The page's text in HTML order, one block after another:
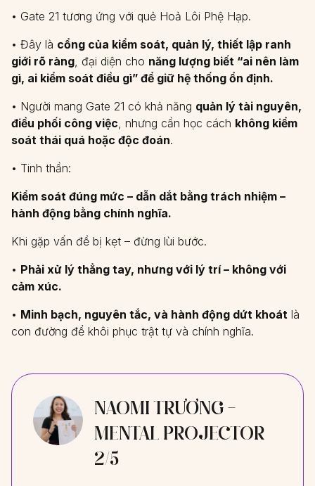
• Gate 21 tương ứng với quẻ Hoả Lôi Phệ Hạp.
• Đây là cổng của kiểm soát, quản lý, thiết lập ranh
giới rõ ràng, đại diện cho năng lượng biết “ai nên làm
gì, ai kiểm soát điều gì” để giữ hệ thống ổn định.
• Người mang Gate 21 có khả năng quản lý tài nguyên,
điều phối công việc, nhưng cần học cách không kiểm
soát thái quá hoặc độc đoán.
• Tinh thần:
Kiểm soát đúng mức – dẫn dắt bằng trách nhiệm –
hành động bằng chính nghĩa.
Khi gặp vấn đề bị kẹt – đừng lùi bước.
• Phải xử lý thẳng tay, nhưng với lý trí – không với
cảm xúc.
• Minh bạch, nguyên tắc, và hành động dứt khoát là
con đường để khôi phục trật tự và chính nghĩa.
NAOMI TRƯƠNG -
MENTAL PROJECTOR
2/5